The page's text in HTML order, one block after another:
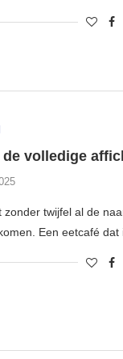
volledige
zonder twijfel al de
Een eetcafé dat